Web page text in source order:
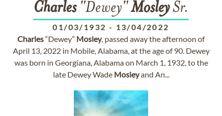
Charles"Dewey"MosleySr.
01/03/1932 - 13/04/2022
Charles“Dewey” Mosley, passed away the afternoon of
April 13, 2022 in Mobile, Alabama, at the age of 90. Dewey
was born in Georgiana, Alabama on March 1, 1932, to the
late Dewey Wade Mosleyand An...